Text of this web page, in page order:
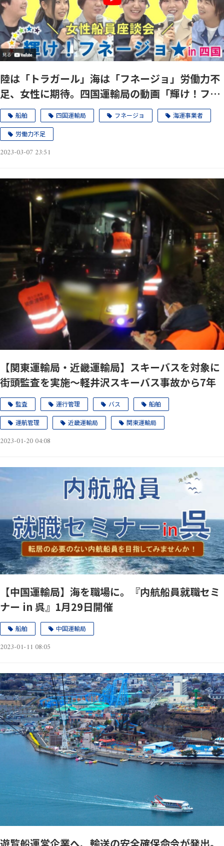
陸は「トラガール」海は「フネージョ」労働力不
足、女性に期待。四国運輸局の動画「輝け！フネ
ージョ★in 四国」のリアルさ。
船舶 四国運輸局 フネージョ 海運事業者
労働力不足
2023-03-07 23:51
【関東運輸局・近畿運輸局】スキーバスを対象に
街頭監査を実施～軽井沢スキーバス事故から7年
監査 運行管理 バス 船舶
運航管理 近畿運輸局 関東運輸局
2023-01-20 04:08
【中国運輸局】海を職場に。『内航船員就職セミ
ナー in 呉』1月29日開催
船舶 中国運輸局
2023-01-11 08:05